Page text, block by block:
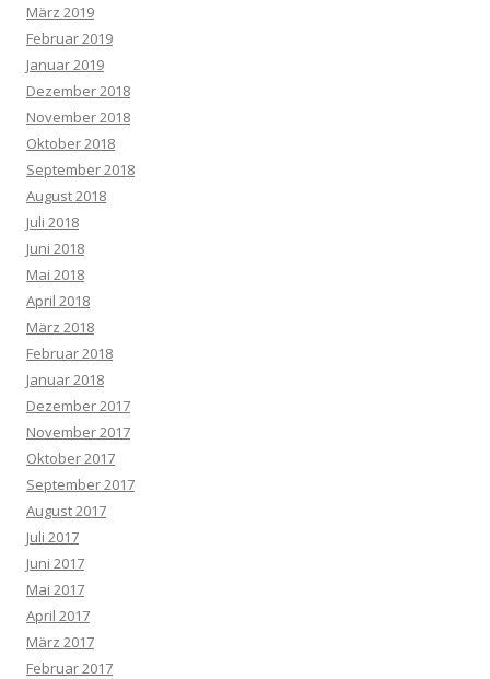
März 2019
Februar 2019
Januar 2019
Dezember 2018
November 2018
Oktober 2018
September 2018
August 2018
Juli 2018
Juni 2018
Mai 2018
April 2018
März 2018
Februar 2018
Januar 2018
Dezember 2017
November 2017
Oktober 2017
September 2017
August 2017
Juli 2017
Juni 2017
Mai 2017
April 2017
März 2017
Februar 2017